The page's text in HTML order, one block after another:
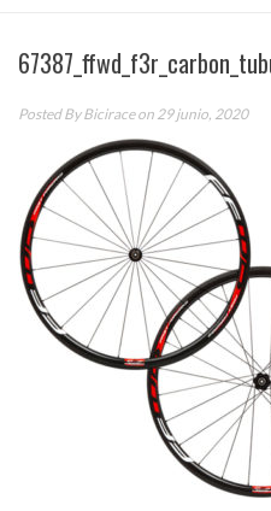
Posted ByBiciraceon 29 junio, 2020